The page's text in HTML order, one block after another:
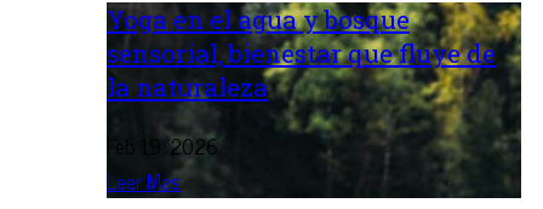
Yoga en el agua y bosque
sensorial, bienestar que fluye de
la naturaleza
Feb 19, 2026
Leer Mas